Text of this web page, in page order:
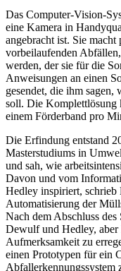
Das Computer-Vision-
eine Kamera in
angebracht ist. Sie
vorbeilaufenden
werden, der sie für die
Anweisungen an einen
gesendet, die ihm
soll. Die Komplettlösung
einem Förderband pro
Die Erfindung entstand
Masterstudiums in
und sah, wie
Davon und vom
Hedley inspiriert, schrieb
Automatisierung der
Nach dem Abschluss
Dewulf und Hedley, aber
Aufmerksamkeit zu
einen Prototypen für ein